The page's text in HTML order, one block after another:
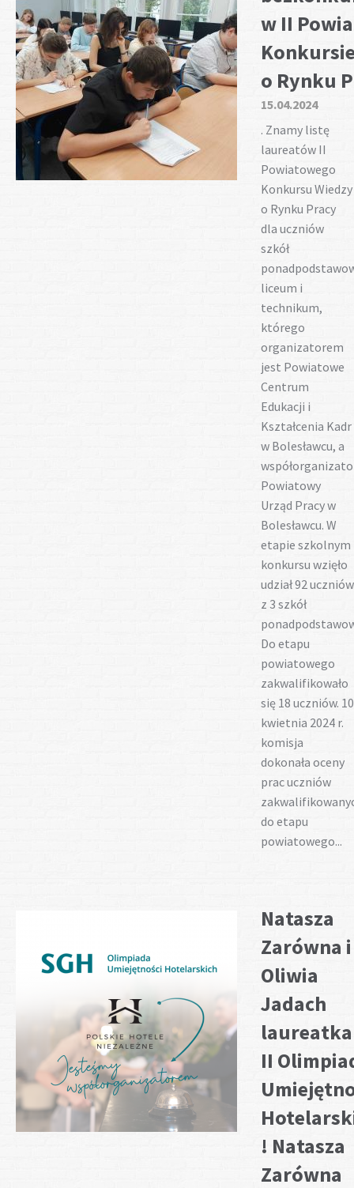
w II
o Rynku
15.04.2024
. Znamy listę
laureatów II
Powiatowego
Konkursu Wiedzy
o Rynku Pracy
dla uczniów
szkół
liceum i
technikum,
którego
organizatorem
jest Powiatowe
Centrum
Edukacji i
Kształcenia Kadr
w Bolesławcu, a
Powiatowy
Urząd Pracy w
Bolesławcu. W
etapie szkolnym
konkursu wzięło
udział 92 uczniów
z 3 szkół
Do etapu
powiatowego
zakwalifikowało
się 18 uczniów. 10
kwietnia 2024 r.
komisja
dokonała oceny
prac uczniów
do etapu
powiatowego...
Natasza
Zarówna i
Oliwia
Jadach
II
! Natasza
Zarówna